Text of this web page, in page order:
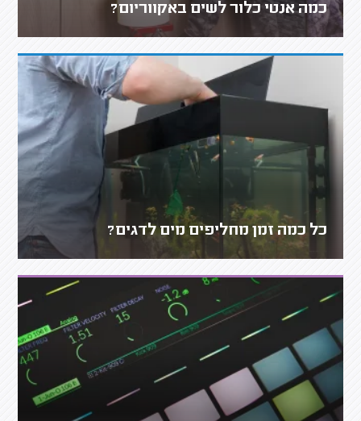
כמה אנטי כלור לשים באקווריום?
כל כמה זמן מחליפים מים לדגים?